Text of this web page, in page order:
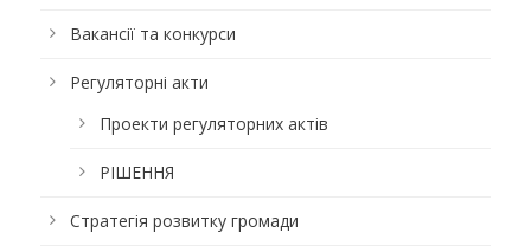
Вакансії та конкурси
Регуляторні акти
Проекти регуляторних актів
РІШЕННЯ
Стратегія розвитку громади